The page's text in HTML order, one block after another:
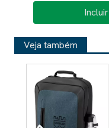
Veja também